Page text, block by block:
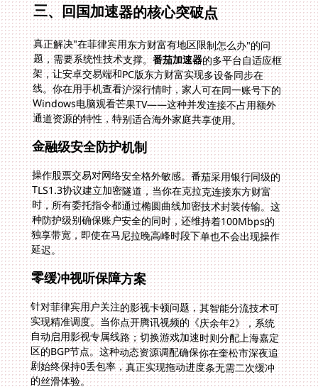
三、回国加速器的核心突破点
真正解决"在菲律宾用东方财富有地区限制怎么办"的问
题，需要系统性技术支撑。番茄加速器的多平台自适应框
架，让安卓交易端和PC版东方财富实现多设备同步在
线。你在用手机查看沪深行情时，家人可在同一账号下的
Windows电脑观看芒果TV——这种并发连接不占用额外
通道资源的特性，特别适合海外家庭共享使用。
金融级安全防护机制
操作股票交易对网络安全格外敏感。番茄采用银行同级的
TLS1.3协议建立加密隧道，当你在克拉克连接东方财富
时，所有委托指令都通过椭圆曲线加密技术封装传输。这
种防护级别确保账户安全的同时，还维持着100Mbps的
独享带宽，即使在马尼拉晚高峰时段下单也不会出现操作
延迟。
零缓冲视听保障方案
针对菲律宾用户关注的影视卡顿问题，其智能分流技术可
实现精准调度。当你点开腾讯视频的《庆余年2》，系统
自动启用影视专属线路；切换游戏加速时则分配上海嘉定
区的BGP节点。这种动态资源调配确保你在奎松市深夜追
剧始终保持0丢包率，真正实现拖动进度条无需二次缓冲
的丝滑体验。